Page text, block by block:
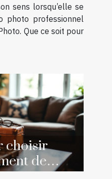
sens lorsqu’elle se
photo professionnel
Que ce soit pour
choisir
de